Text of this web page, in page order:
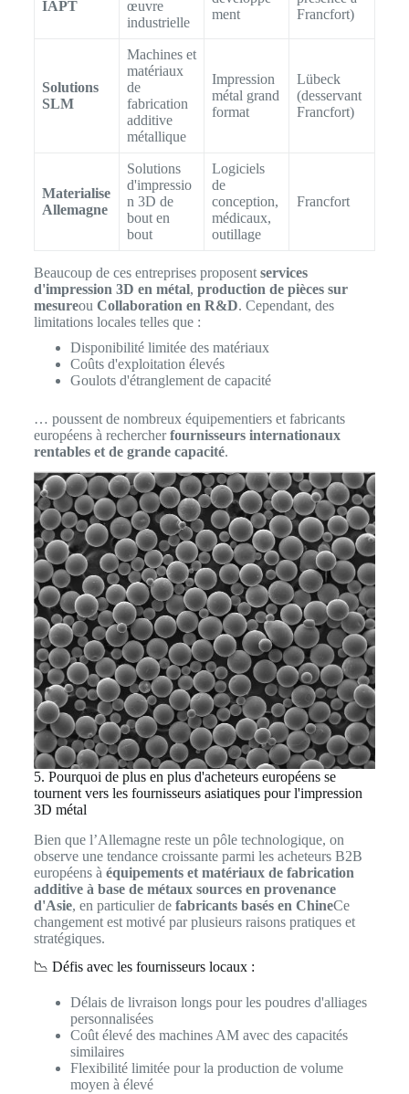
IAPT
œuvre
industrielle
ment
Francfort)
Solutions
SLM
Machines et
matériaux
de
fabrication
additive
métallique
Impression
métal grand
format
Lübeck
(desservant
Francfort)
Materialise
Allemagne
Solutions
d'impressio
n 3D de
bout en
bout
Logiciels
de
conception,
médicaux,
outillage
Francfort
Beaucoup de ces entreprises proposentservices
d'impression 3D en métal, production de pièces sur
mesureou Collaboration en R&D. Cependant, des
limitations locales telles que :
Disponibilité limitée des matériaux
Coûts d'exploitation élevés
Goulots d'étranglement de capacité
… poussent de nombreux équipementiers et fabricants
européens à rechercherfournisseurs internationaux
rentables et de grande capacité.
5. Pourquoi de plus en plus d'acheteurs européens se
tournent vers les fournisseurs asiatiques pour l'impression
3D métal
Bien que l’Allemagne reste un pôle technologique, on
observe une tendance croissante parmi les acheteurs B2B
européens à équipements et matériaux de fabrication
additive à base de métaux sources en provenance
d'Asie, en particulier de fabricants basés en ChineCe
changement est motivé par plusieurs raisons pratiques et
stratégiques.
📉 Défis avec les fournisseurs locaux :
Délais de livraison longs pour les poudres d'alliages
personnalisées
Coût élevé des machines AM avec des capacités
similaires
Flexibilité limitée pour la production de volume
moyen à élevé